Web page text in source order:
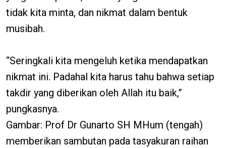
tidak kita minta, dan nikmat dalam bentuk
musibah.
“Seringkali kita mengeluh ketika mendapatkan
nikmat ini. Padahal kita harus tahu bahwa setiap
takdir yang diberikan oleh Allah itu baik,”
pungkasnya.
Gambar: Prof Dr Gunarto SH MHum (tengah)
memberikan sambutan pada tasyakuran raihan